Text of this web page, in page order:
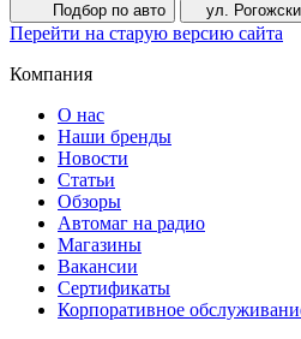
Подбор по авто ул.
Перейти на старую версию сайта
Компания
О нас
Наши бренды
Новости
Статьи
Обзоры
Автомаг на радио
Магазины
Вакансии
Сертификаты
Корпоративное